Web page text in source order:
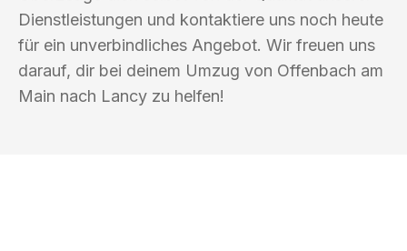
Dienstleistungen und kontaktiere uns noch heute
für ein unverbindliches Angebot. Wir freuen uns
darauf, dir bei deinem Umzug von Offenbach am
Main nach Lancy zu helfen!